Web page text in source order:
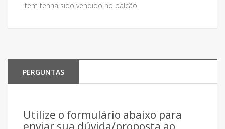
item tenha sido vendido no balcão.
PERGUNTAS
Utilize o formulário abaixo para